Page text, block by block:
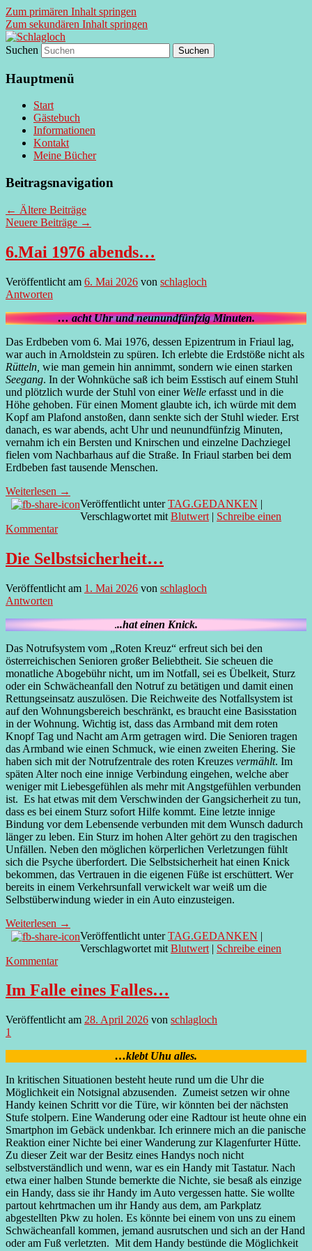
Zum primären Inhalt springen
Zum sekundären Inhalt springen
Schlagloch
supersberger taggedanken
Suchen
Hauptmenü
Start
Gästebuch
Informationen
Kontakt
Meine Bücher
Beitragsnavigation
← Ältere Beiträge
Neuere Beiträge →
6.Mai 1976 abends…
Veröffentlicht am 6. Mai 2026 von schlagloch
Antworten
… acht Uhr und neunundfünfzig Minuten.
Das Erdbeben vom 6. Mai 1976, dessen Epizentrum in Friaul lag,
war auch in Arnoldstein zu spüren. Ich erlebte die Erdstöße nicht als
Rütteln, wie man gemein hin annimmt, sondern wie einen starken
Seegang. In der Wohnküche saß ich beim Esstisch auf einem Stuhl
und plötzlich wurde der Stuhl von einer Welle erfasst und in die
Höhe gehoben. Für einen Moment glaubte ich, ich würde mit dem
Kopf am Plafond anstoßen, dann senkte sich der Stuhl wieder. Erst
danach, es war abends, acht Uhr und neunundfünfzig Minuten,
vernahm ich ein Bersten und Knirschen und einzelne Dachziegel
fielen vom Nachbarhaus auf die Straße. In Friaul starben bei dem
Erdbeben fast tausende Menschen.
Weiterlesen →
Veröffentlicht unter TAG.GEDANKEN |
Verschlagwortet mit Blutwert | Schreibe einen
Kommentar
Die Selbstsicherheit…
Veröffentlicht am 1. Mai 2026 von schlagloch
Antworten
...hat einen Knick.
Das Notrufsystem vom „Roten Kreuz“ erfreut sich bei den
österreichischen Senioren großer Beliebtheit. Sie scheuen die
monatliche Abogebühr nicht, um im Notfall, sei es Übelkeit, Sturz
oder ein Schwächeanfall den Notruf zu betätigen und damit einen
Rettungseinsatz auszulösen. Die Reichweite des Notfallsystem ist
auf den Wohnungsbereich beschränkt, es braucht eine Basisstation
in der Wohnung. Wichtig ist, dass das Armband mit dem roten
Knopf Tag und Nacht am Arm getragen wird. Die Senioren tragen
das Armband wie einen Schmuck, wie einen zweiten Ehering. Sie
haben sich mit der Notrufzentrale des roten Kreuzes vermählt. Im
späten Alter noch eine innige Verbindung eingehen, welche aber
weniger mit Liebesgefühlen als mehr mit Angstgefühlen verbunden
ist. Es hat etwas mit dem Verschwinden der Gangsicherheit zu tun,
dass es bei einem Sturz sofort Hilfe kommt. Eine letzte innige
Bindung vor dem Lebensende verbunden mit dem Wunsch dadurch
länger zu leben. Ein Sturz im hohen Alter gehört zu den tragischen
Unfällen. Neben den möglichen körperlichen Verletzungen fühlt
sich die Psyche überfordert. Die Selbstsicherheit hat einen Knick
bekommen, das Vertrauen in die eigenen Füße ist erschüttert. Wer
bereits in einem Verkehrsunfall verwickelt war weiß um die
Selbstüberwindung wieder in ein Auto einzusteigen.
Weiterlesen →
Veröffentlicht unter TAG.GEDANKEN |
Verschlagwortet mit Blutwert | Schreibe einen
Kommentar
Im Falle eines Falles…
Veröffentlicht am 28. April 2026 von schlagloch
1
…klebt Uhu alles.
In kritischen Situationen besteht heute rund um die Uhr die
Möglichkeit ein Notsignal abzusenden. Zumeist setzen wir ohne
Handy keinen Schritt vor die Türe, wir könnten bei der nächsten
Stufe stolpern. Eine Wanderung oder eine Radtour ist heute ohne ein
Smartphon im Gebäck undenkbar. Ich erinnere mich an die panische
Reaktion einer Nichte bei einer Wanderung zur Klagenfurter Hütte.
Zu dieser Zeit war der Besitz eines Handys noch nicht
selbstverständlich und wenn, war es ein Handy mit Tastatur. Nach
etwa einer halben Stunde bemerkte die Nichte, sie besaß als einzige
ein Handy, dass sie ihr Handy im Auto vergessen hatte. Sie wollte
partout kehrtmachen um ihr Handy aus dem, am Parkplatz
abgestellten Pkw zu holen. Es könnte bei einem von uns zu einem
Schwächeanfall kommen, jemand ausrutschen und sich an der Hand
oder am Fuß verletzten. Mit dem Handy bestünde die Möglichkeit